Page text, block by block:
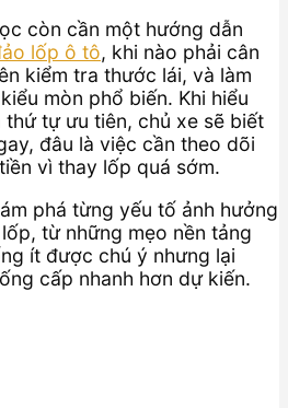
còn cần một hướng dẫn
lốp ô tô, khi nào phải cân
kiểm tra thước lái, và làm
mòn phổ biến. Khi hiểu
thứ tự ưu tiên, chủ xe sẽ biết
đâu là việc cần theo dõi
vì thay lốp quá sớm.
phá từng yếu tố ảnh hưởng
từ những mẹo nền tảng
ít được chú ý nhưng lại
cấp nhanh hơn dự kiến.